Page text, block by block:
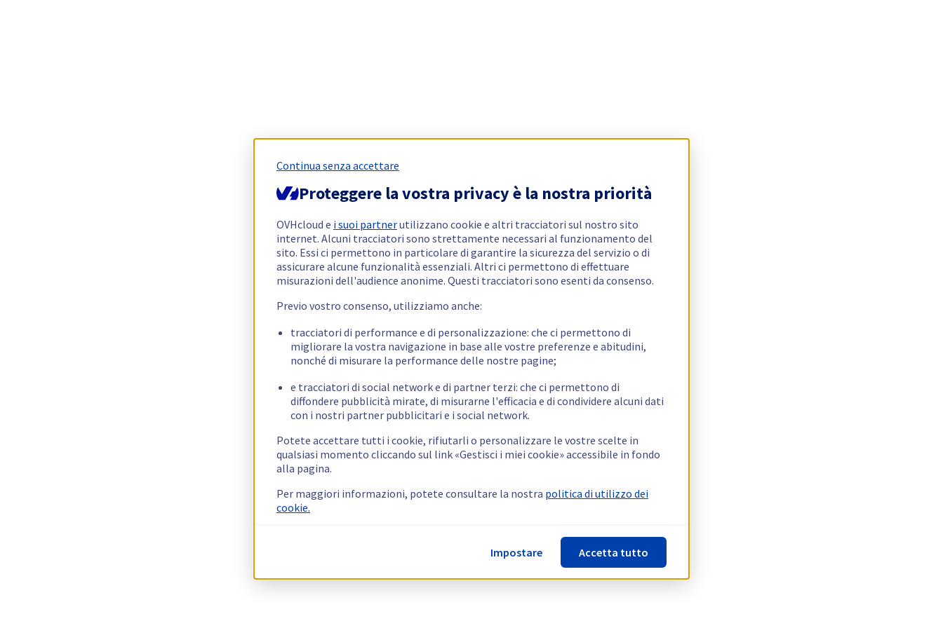
Continua senza accettare
Proteggere la vostra privacy è la nostra priorità
OVHcloud e i suoi partnerutilizzano cookie e altri tracciatori sul nostro sito
internet. Alcuni tracciatori sono strettamente necessari al funzionamento del
sito. Essi ci permettono in particolare di garantire la sicurezza del servizio o di
assicurare alcune funzionalità essenziali. Altri ci permettono di effettuare
misurazioni dell'audience anonime. Questi tracciatori sono esenti da consenso.
Previo vostro consenso, utilizziamo anche:
tracciatori di performance e di personalizzazione: che ci permettono di
migliorare la vostra navigazione in base alle vostre preferenze e abitudini,
nonché di misurare la performance delle nostre pagine;
e tracciatori di social network e di partner terzi: che ci permettono di
diffondere pubblicità mirate, di misurarne l'efficacia e di condividere alcuni dati
con i nostri partner pubblicitari e i social network.
Potete accettare tutti i cookie, rifiutarli o personalizzare le vostre scelte in
qualsiasi momento cliccando sul link «Gestisci i miei cookie» accessibile in fondo
alla pagina.
Per maggiori informazioni, potete consultare la nostra politica di utilizzo dei
cookie.
Impostare Accetta tutto